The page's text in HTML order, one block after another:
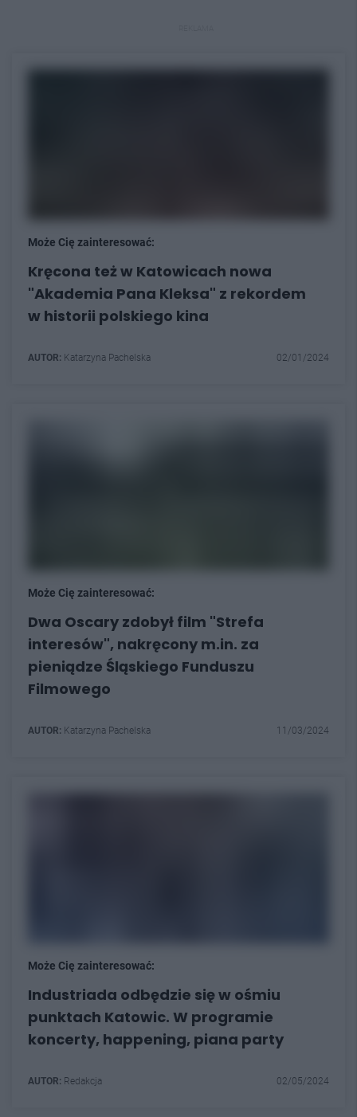
Może Cię zainteresować:
Kręcona też w Katowicach nowa
"Akademia Pana Kleksa" z rekordem
w historii polskiego kina
AUTOR: Katarzyna Pachelska 02/01/2024
Może Cię zainteresować:
Dwa Oscary zdobył film "Strefa
interesów", nakręcony m.in. za
pieniądze Śląskiego Funduszu
Filmowego
AUTOR: Katarzyna Pachelska 11/03/2024
Może Cię zainteresować:
Industriada odbędzie się w ośmiu
punktach Katowic. W programie
koncerty, happening, piana party
AUTOR: Redakcja 02/05/2024